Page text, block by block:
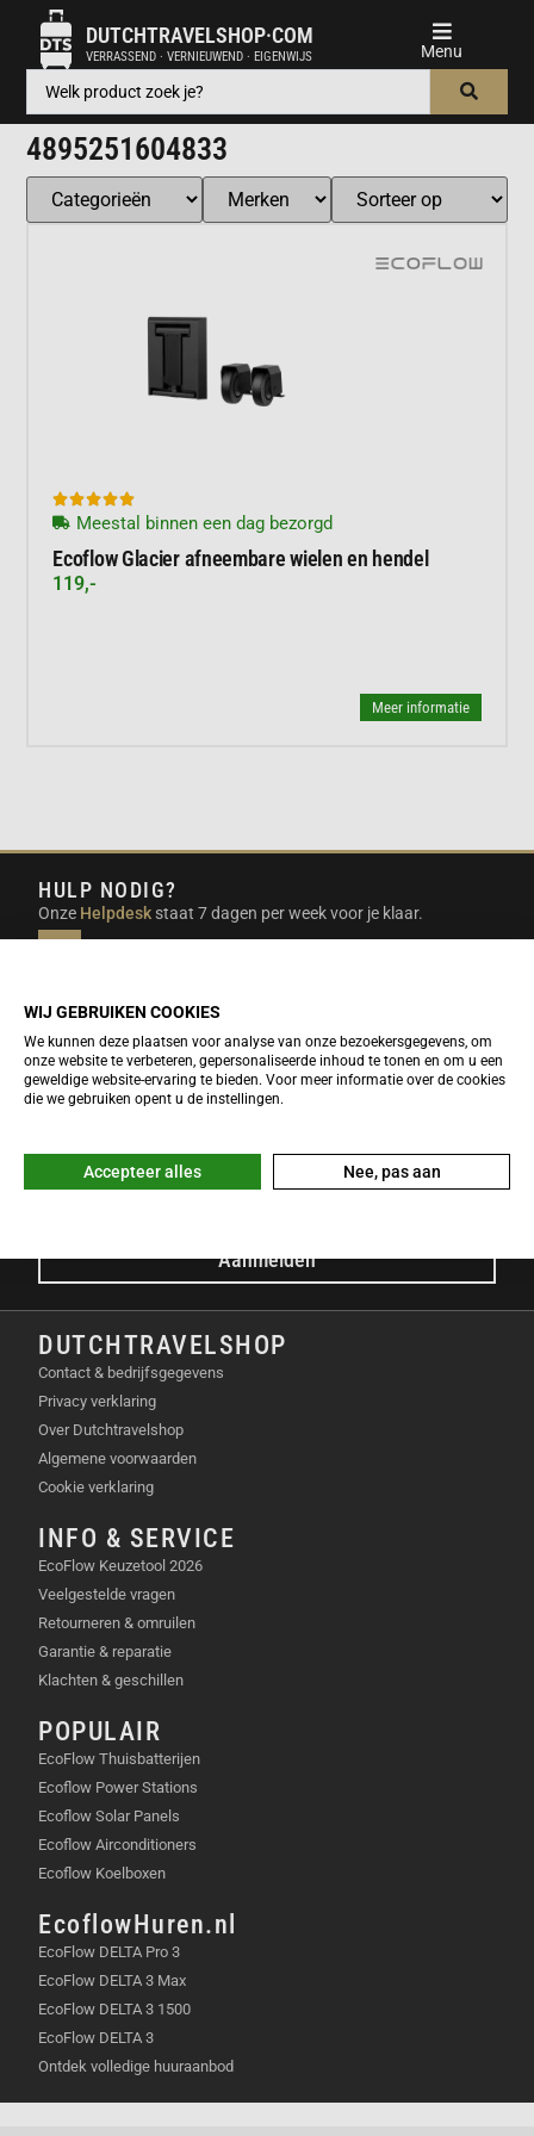
DUTCHTRAVELSHOP·COM
VERRASSEND · VERNIEUWEND · EIGENWIJS
4895251604833

Meestal binnen een dag bezorgd
Ecoflow Glacier afneembare wielen en hendel
119,-
Meer informatie
HULP NODIG?
Onze Helpdesk staat 7 dagen per week voor je klaar.
beantwoorden.
NIEUWSBRIEF
Meld je nu gratis aan voor de DTS-Nieuwsbrief en ontvang het
E-mailadres
Aanmelden
DUTCHTRAVELSHOP
Contact & bedrijfsgegevens
Privacy verklaring
Over Dutchtravelshop
Algemene voorwaarden
Cookie verklaring
INFO & SERVICE
EcoFlow Keuzetool 2026
Veelgestelde vragen
Retourneren & omruilen
Garantie & reparatie
Klachten & geschillen
POPULAIR
EcoFlow Thuisbatterijen
Ecoflow Power Stations
Ecoflow Solar Panels
Ecoflow Airconditioners
Ecoflow Koelboxen
EcoflowHuren.nl
EcoFlow DELTA Pro 3
EcoFlow DELTA 3 Max
EcoFlow DELTA 3 1500
EcoFlow DELTA 3
Ontdek volledige huuraanbod
WIJ GEBRUIKEN COOKIES
We kunnen deze plaatsen voor analyse van onze bezoekersgegevens, om
onze website te verbeteren, gepersonaliseerde inhoud te tonen en om u een
geweldige website-ervaring te bieden. Voor meer informatie over de cookies
die we gebruiken opent u de instellingen.
Accepteer alles Nee, pas aan